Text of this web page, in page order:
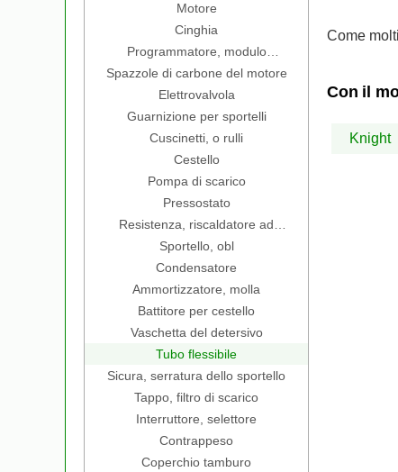
Motore
Cinghia
Programmatore, modulo
elettronico
Spazzole di carbone del motore
Elettrovalvola
Guarnizione per sportelli
Cuscinetti, o rulli
Cestello
Pompa di scarico
Pressostato
Resistenza, riscaldatore ad
immersione
Sportello, obl
Condensatore
Ammortizzatore, molla
Battitore per cestello
Vaschetta del detersivo
Tubo flessibile
Sicura, serratura dello sportello
Tappo, filtro di scarico
Interruttore, selettore
Contrappeso
Coperchio tamburo
Come
Con il
Knight